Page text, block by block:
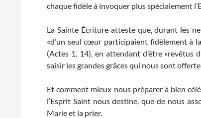
chaque fidèle à invoquer plus spécialement
La Sainte Écriture atteste que, durant les
«d’un seul cœur participaient fidèlement à
(Actes 1, 14), en attendant d’être «revêtus
saisir les grandes grâces qui nous sont
Et comment mieux nous préparer à bien
l’Esprit Saint nous destine, que de nous
Marie et la prier.